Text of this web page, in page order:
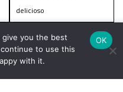
delicioso
you the best
to use this
with it.
OK